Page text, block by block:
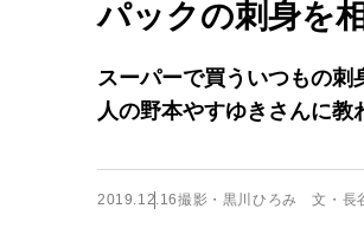
パックの刺身を
スーパーで買ういつもの
人の野本やすゆきさんに教
2019.12.16撮影・黒川ひろみ 文・長